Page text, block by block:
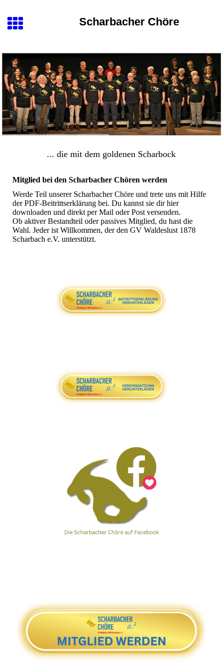
Scharbacher Chöre
... die mit dem goldenen Scharbock
Mitglied bei den Scharbacher Chören werden
Werde Teil unserer Scharbacher Chöre und trete uns mit Hilfe
der PDF-Beitrittserklärung bei. Du kannst sie dir hier
downloaden und direkt per Mail oder Post versenden.
Ob aktiver Bestandteil oder passives Mitglied, du hast die
Wahl. Jeder ist Willkommen, der den GV Waldeslust 1878
Scharbach e.V. unterstützt.